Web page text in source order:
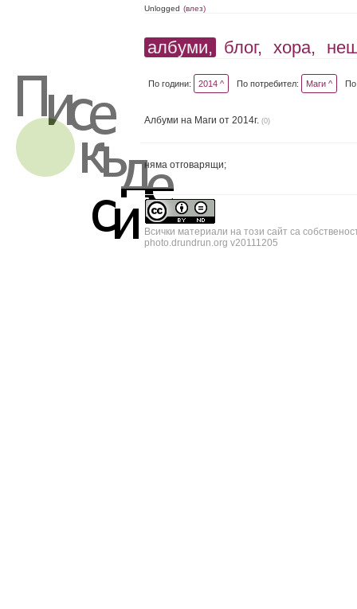
Unlogged (влез)
албуми, блог, хора,
По години: 2014 ^ По потребител: Маги ^
Албуми на Маги от 2014г. (0)
няма отговарящи;
Всички материали на този сайт са
photo.drundrun.org v20111205